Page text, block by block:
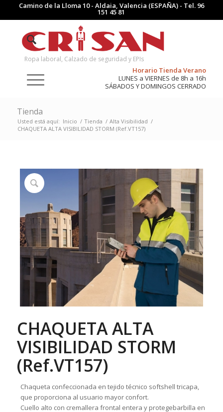
Camino de la Lloma 10 - Aldaia, Valencia (ESPAÑA) - Tel. 96
151 45 81
Ropa laboral, Calzado de seguridad y EPIs
Horario Tienda Verano
LUNES a VIERNES de 8h a 16h
SÁBADOS Y DOMINGOS CERRADO
Tienda
Usted está aquí: Inicio / Tienda / Alta Visibilidad /
CHAQUETA ALTA VISIBILIDAD STORM (Ref.VT157)
CHAQUETA ALTA
VISIBILIDAD STORM
(Ref.VT157)
Chaqueta confeccionada en tejido técnico softshell tricapa,
que proporciona al usuario mayor confort.
Cuello alto con cremallera frontal entera y protegebarbilla en